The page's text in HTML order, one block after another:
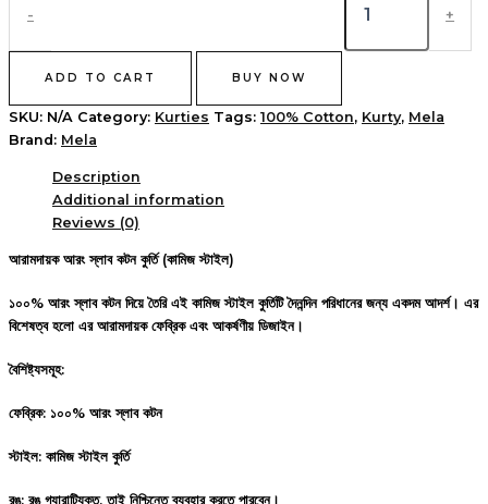
- +
ADD TO CART BUY NOW
SKU: N/A Category: Kurties Tags: 100% Cotton, Kurty, Mela
Brand: Mela
Description
Additional information
Reviews (0)
আরামদায়ক আরং স্লাব কটন কুর্তি (কামিজ স্টাইল)
১০০% আরং স্লাব কটন দিয়ে তৈরি এই কামিজ স্টাইল কুর্তিটি দৈনন্দিন পরিধানের জন্য একদম আদর্শ। এর
বিশেষত্ব হলো এর আরামদায়ক ফেব্রিক এবং আকর্ষণীয় ডিজাইন।
বৈশিষ্ট্যসমূহ:
ফেব্রিক: ১০০% আরং স্লাব কটন
স্টাইল: কামিজ স্টাইল কুর্তি
রঙ: রঙ গ্যারান্টিযুক্ত, তাই নিশ্চিন্তে ব্যবহার করতে পারবেন।